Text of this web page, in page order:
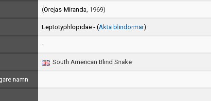
(Orejas-Miranda, 1969)
Leptotyphlopidae - (Äkta blindormar)
-
South American Blind Snake
namn